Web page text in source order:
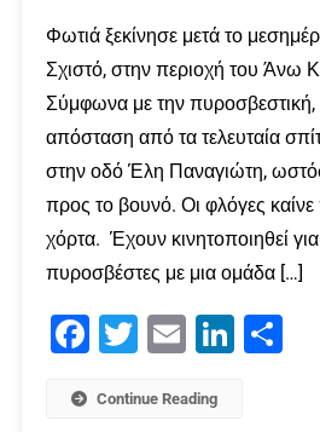
Φωτιά ξεκίνησε μετά το
Σχιστό, στην περιοχή του Άνω
Σύμφωνα με την πυροσβεστική,
απόσταση από τα τελευταία
στην οδό Έλη Παναγιώτη,
προς το βουνό. Οι φλόγες
χόρτα. Έχουν κινητοποιηθεί
πυροσβέστες με μια ομάδα […]
Facebook
Twitter Email LinkedIn
Continue Reading